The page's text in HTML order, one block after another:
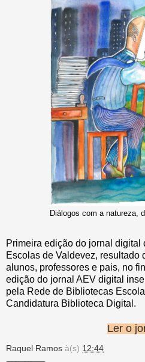
Diálogos com a natureza,
Primeira edição do jornal digital
Escolas de Valdevez, resultado
alunos, professores e pais, no
edição do jornal AEV digital
pela Rede de Bibliotecas
Candidatura Biblioteca Digital.
Ler o
Raquel Ramos à(s) 12:44